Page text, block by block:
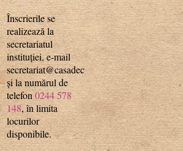
Înscrierile se
realizează la
secretariatul
instituției, e-mail
secretariat@casadecultura.ro
și la numărul de
telefon0244 578
148, în limita
locurilor
disponibile.